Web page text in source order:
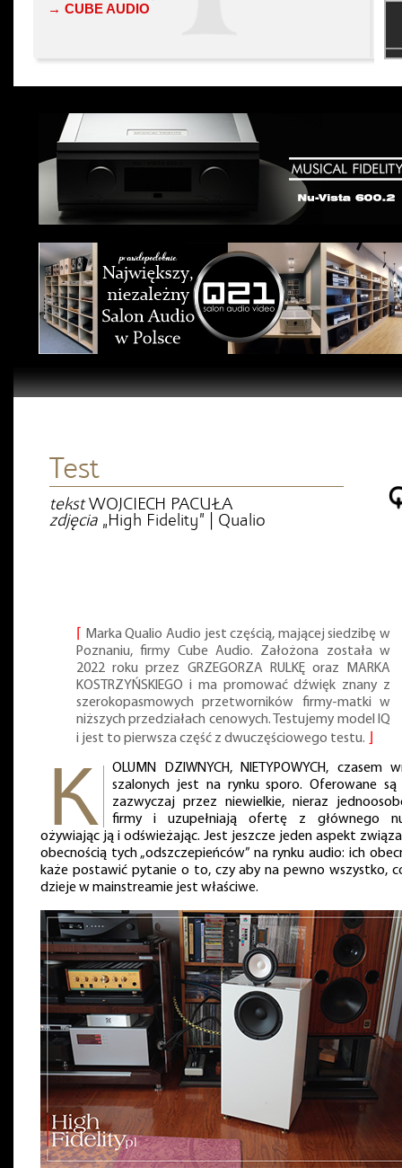
→ CUBE AUDIO
Test
tekstWOJCIECH PACUŁA
zdjęcia „High Fidelity” | Qualio
Marka Qualio Audio jest częścią, mającej siedzibę w
Poznaniu, firmy Cube Audio. Założona została w
2022 roku przez GRZEGORZA RULKĘ oraz MARKA
KOSTRZYŃSKIEGO i ma promować dźwięk znany z
szerokopasmowych przetworników firmy-matki w
niższych przedziałach cenowych. Testujemy model IQ
i jest to pierwsza część z dwuczęściowego testu.
OLUMN DZIWNYCH, NIETYPOWYCH, czasem
szalonych jest na rynku sporo. Oferowane są
zazwyczaj przez niewielkie, nieraz
firmy i uzupełniają ofertę z głównego
ożywiając ją i odświeżając. Jest jeszcze jeden aspekt
obecnością tych „odszczepieńców” na rynku audio: ich
każe postawić pytanie o to, czy aby na pewno wszystko,
dzieje w mainstreamie jest właściwe.